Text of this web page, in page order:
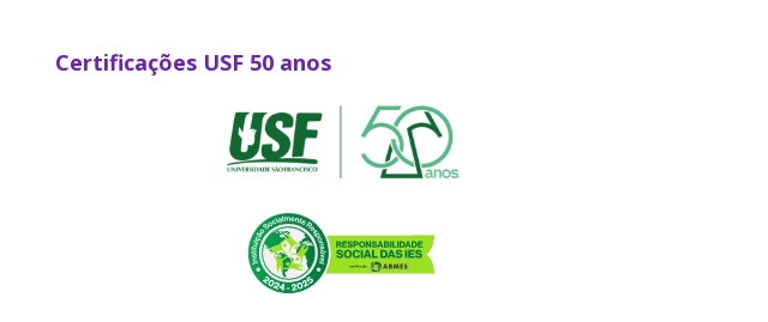
Certificações USF 50 anos